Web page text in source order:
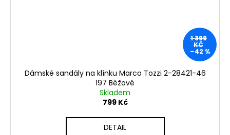
1 399
KČ
–42 %
Dámské sandály na klínku Marco Tozzi 2-28421-46
197 Béžové
Skladem
799 Kč
DETAIL